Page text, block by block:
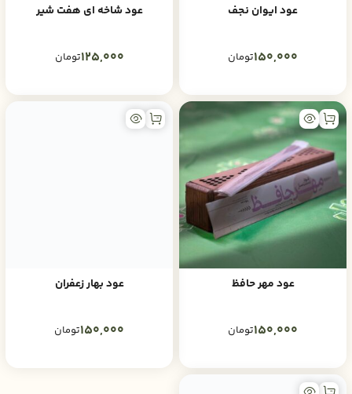
عود ایوان نجف
150,000تومان
عود شاخه ای هفت شیر
125,000تومان
عود مهر حافظ
150,000تومان
عود بهار زعفران
150,000تومان